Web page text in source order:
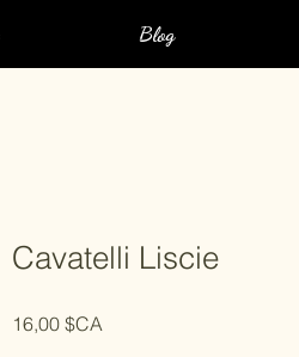
Blog
Cavatelli Liscie
16,00 $CA